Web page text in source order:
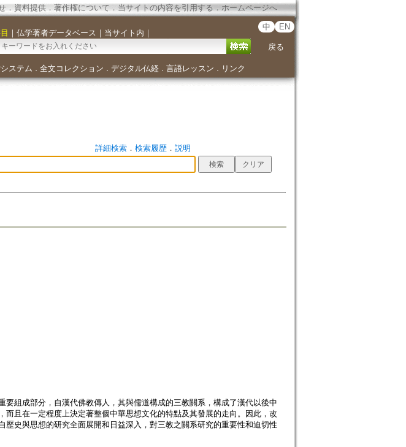
． 資料提供． 著作権について．当サイトの内容を引用する ． ホームページへ
｜ 仏学著者データベース ｜ 当サイト内 ｜
中 EN
戻る
ステム ． 全文コレクション ． デジタル仏経． 言語レッスン ． リンク
詳細検索． 検索履歴． 説明
要組成部分，自漢代佛教傳人，其與儒道構成的三教關系，構成了漢代以後中
而且在一定程度上決定著整個中華思想文化的特點及其發展的走向。因此，改
歷史與思想的研究全面展開和日益深入，對三教之關系研究的重要性和迫切性